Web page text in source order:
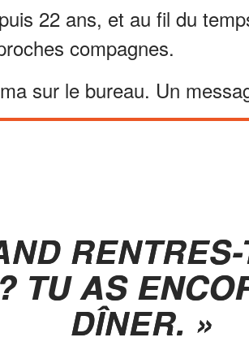
22 ans, et au fil du
compagnes.
sur le bureau. Un
TU AS
DÎNER. »